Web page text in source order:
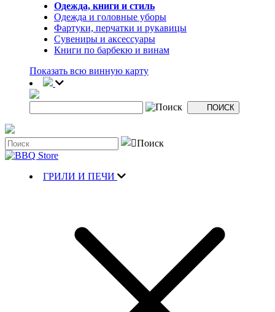
Одежда, книги и стиль
Одежда и головные уборы
Фартуки, перчатки и рукавицы
Сувениры и аксессуары
Книги по барбекю и винам
Показать всю винную карту
ГРИЛИ И ПЕЧИ